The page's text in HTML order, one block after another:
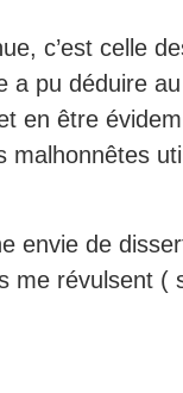
c’est celle
a pu déduire
en être
malhonnêtes
envie de
me révulsent (